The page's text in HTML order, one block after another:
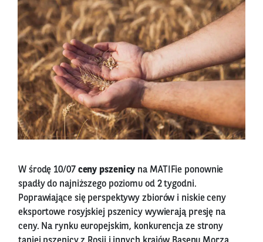
W środę 10/07 ceny pszenicy na MATIFie ponownie
spadły do najniższego poziomu od 2 tygodni.
Poprawiające się perspektywy zbiorów i niskie ceny
eksportowe rosyjskiej pszenicy wywierają presję na
ceny. Na rynku europejskim, konkurencja ze strony